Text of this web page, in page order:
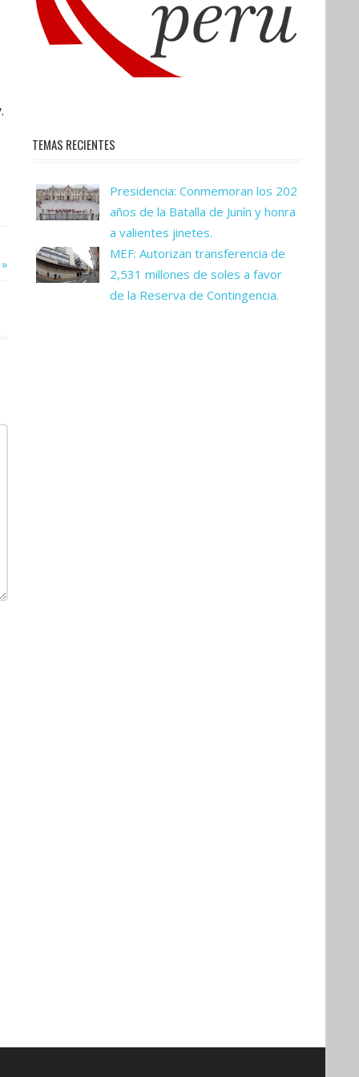
TEMAS RECIENTES
Presidencia: Conmemoran los 202
años de la Batalla de Junín y honra
a valientes jinetes.
MEF: Autorizan transferencia de
2,531 millones de soles a favor
de la Reserva de Contingencia.